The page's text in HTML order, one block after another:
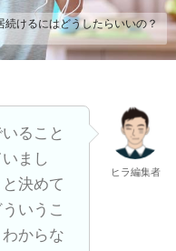
けるにはどうしたらいいの？
ること
まし
決めて
いうこ
からな
ヒラ編集者